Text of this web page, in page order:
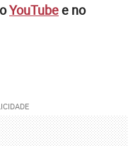
YouTubee no